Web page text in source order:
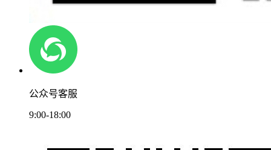
公众号客服
9:00-18:00